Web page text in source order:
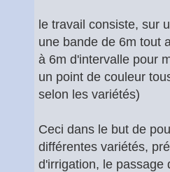
le travail consiste, sur
une bande de 6m tout
à 6m d'intervalle pour
un point de couleur
selon les variétés)
Ceci dans le but de
différentes variétés,
d'irrigation, le passage